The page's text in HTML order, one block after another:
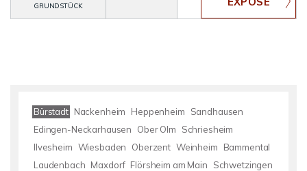
GRUNDSTÜCK
Bürstadt Nackenheim Heppenheim
Sandhausen
Edingen-Neckarhausen
Ober Olm
Schriesheim
Ilvesheim Wiesbaden Oberzent Weinheim
Bammental
Laudenbach Maxdorf Flörsheim am Main
Schwetzingen